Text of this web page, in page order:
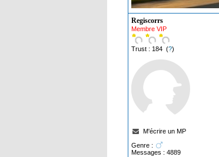
Regiscorrs
Membre VIP
Trust : 184 (?)
M'écrire un MP
Genre :
Messages : 4889